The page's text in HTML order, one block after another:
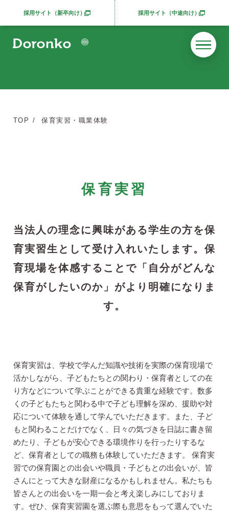
採用サイト（新卒向け）別ウィンドウで開きます 採用サイト（中途向け）別ウィンドウで開きま
TOP 保育実習・職業体験
保育実習
当法人の理念に興味がある学生の方を保
育実習生として受け入れいたします。保
育現場を体感することで「自分がどんな
保育がしたいのか」がより明確になりま
す。
保育実習は、学校で学んだ知識や技術を実際の保育現場で
活かしながら、子どもたちとの関わり・保育者としての在
り方などについて学ぶことができる貴重な経験です。数多
くの子どもたちと関わる中で子ども理解を深め、援助や対
応について体験を通して学んでいただきます。また、子ど
もと関わることだけでなく、日々の気づきを日誌に書き留
めたり、子どもが安心できる環境作りを行ったりするな
ど、保育者としての職務も体験していただきます。 保育実
習での保育園との出会いや職員・子どもとの出会いが、皆
さんにとって大きな財産になるかもしれません。私たちも
皆さんとの出会いを一期一会と考え楽しみにしておりま
す。ぜひ、保育実習園を選ぶ際も意思をもって選んでいた